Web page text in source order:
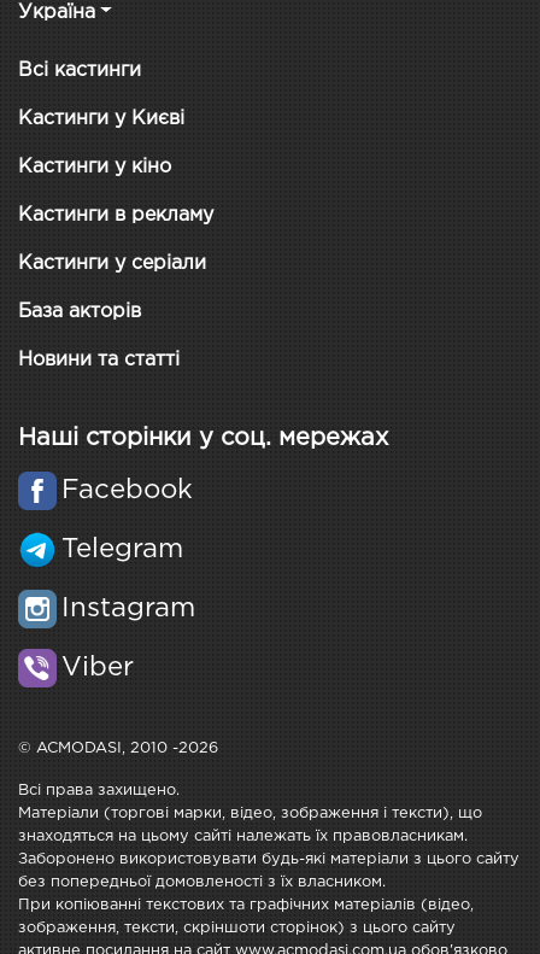
Україна
Всі кастинги
Кастинги у Києві
Кастинги у кіно
Кастинги в рекламу
Кастинги у серіали
База акторів
Новини та статті
Наші сторінки у соц. мережах
Facebook
Telegram
Instagram
Viber
© ACMODASI, 2010 -2026
Всі права захищено.
Матеріали (торгові марки, відео, зображення і тексти), що
знаходяться на цьому сайті належать їх правовласникам.
Заборонено використовувати будь-які матеріали з цього сайту
без попередньої домовленості з їх власником.
При копіюванні текстових та графічних матеріалів (відео,
зображення, тексти, скріншоти сторінок) з цього сайту
активне посилання на сайт www.acmodasi.com.ua обов'язково